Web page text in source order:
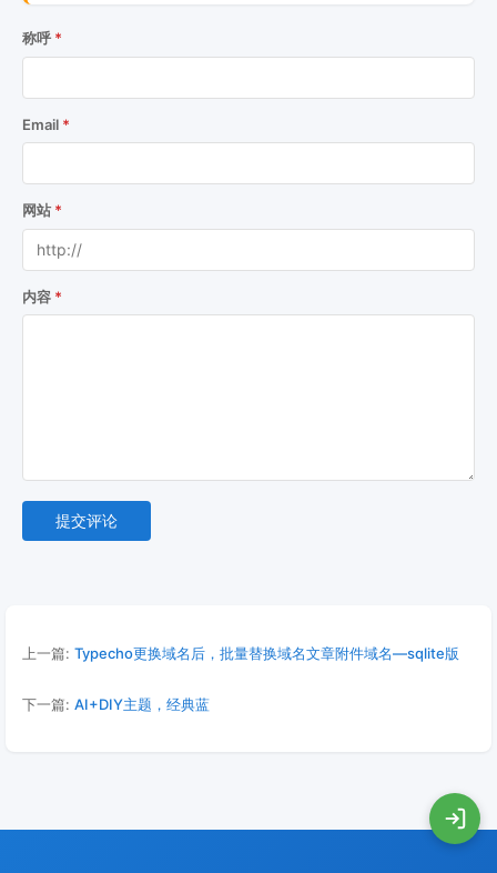
称呼
Email
网站
内容
提交评论
上一篇: Typecho更换域名后，批量替换域名文章附件域名—sqlite版
下一篇: AI+DIY主题，经典蓝